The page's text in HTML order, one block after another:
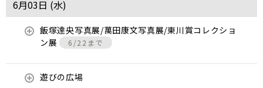
6月03日 (水)
飯塚達央写真展/萬田康文写真展/東川賞コレクショ
ン展
6/22まで
遊びの広場